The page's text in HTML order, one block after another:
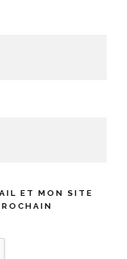
ET MON SITE